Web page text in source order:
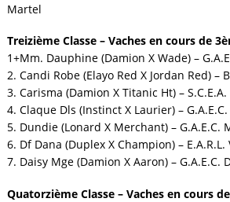
Martel
Treizième Classe – Vaches en cours de
1+Mm. Dauphine (Damion X Wade) –
2. Candi Robe (Elayo Red X Jordan Red) –
3. Carisma (Damion X Titanic Ht) –
4. Claque Dls (Instinct X Laurier) – G.A.E.C.
5. Dundie (Lonard X Merchant) – G.A.E.C.
6. Df Dana (Duplex X Champion) – E.A.R.L.
7. Daisy Mge (Damion X Aaron) – G.A.E.C.
Quatorzième Classe – Vaches en cours